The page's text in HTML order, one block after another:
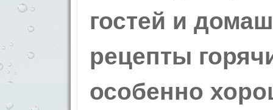
гостей и
рецепты
особенно